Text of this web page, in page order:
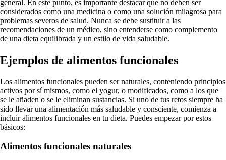
general. En este punto, es importante destacar que no deben ser
considerados como una medicina o como una solución milagrosa para
problemas severos de salud. Nunca se debe sustituir a las
recomendaciones de un médico, sino entenderse como complemento
de una dieta equilibrada y un estilo de vida saludable.
Ejemplos de alimentos funcionales
Los alimentos funcionales pueden ser naturales, conteniendo principios
activos por sí mismos, como el yogur, o modificados, como a los que
se le añaden o se le eliminan sustancias. Si uno de tus retos siempre ha
sido llevar una alimentación más saludable y consciente, comienza a
incluir alimentos funcionales en tu dieta. Puedes empezar por estos
básicos:
Alimentos funcionales naturales